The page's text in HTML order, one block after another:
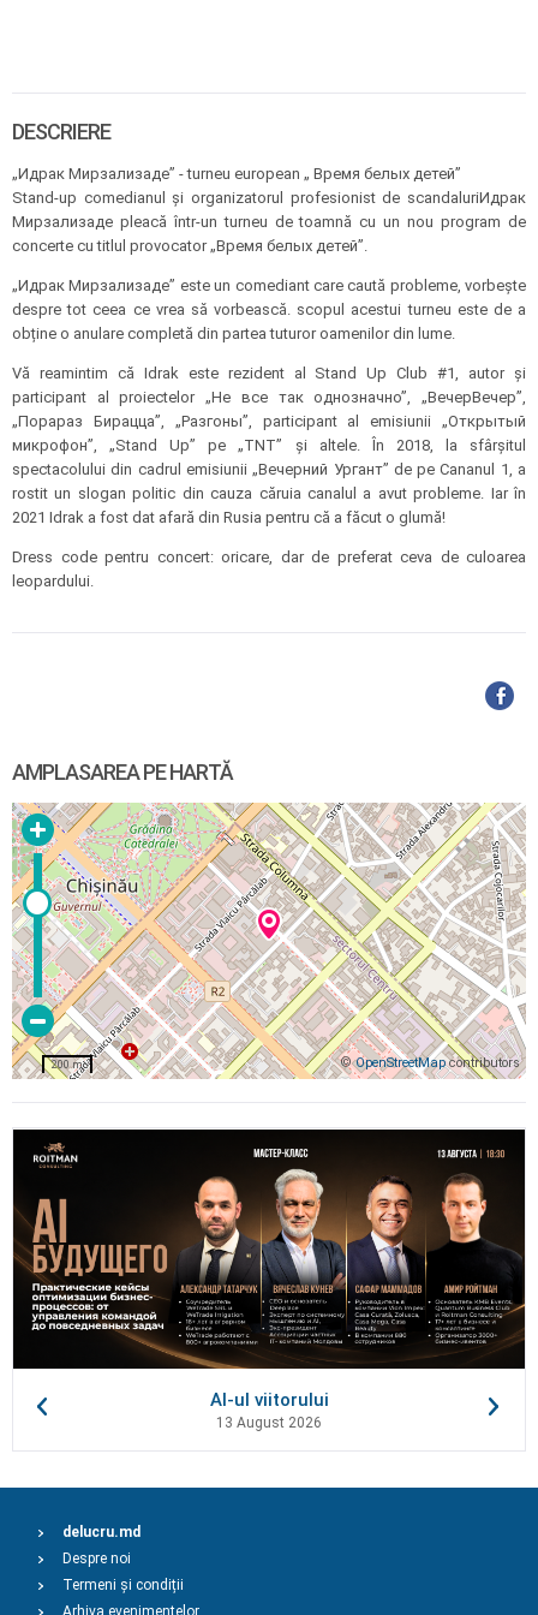
DESCRIERE
„Идрак Мирзализаде” - turneu european „ Время белых детей”
Stand-up comedianul și organizatorul profesionist de scandaluriИдрак
Мирзализаде pleacă într-un turneu de toamnă cu un nou program de
concerte cu titlul provocator „Время белых детей”.
„Идрак Мирзализаде” este un comediant care caută probleme, vorbește
despre tot ceea ce vrea să vorbească. scopul acestui turneu este de a
obține o anulare completă din partea tuturor oamenilor din lume.
Vă reamintim că Idrak este rezident al Stand Up Club #1, autor și
participant al proiectelor „Не все так однозначно”, „ВечерВечер”,
„Порараз Бирацца”, „Разгоны”, participant al emisiunii „Открытый
микрофон”, „Stand Up” pe „TNT” și altele. În 2018, la sfârșitul
spectacolului din cadrul emisiunii „Вечерний Ургант” de pe Cananul 1, a
rostit un slogan politic din cauza căruia canalul a avut probleme. Iar în
2021 Idrak a fost dat afară din Rusia pentru că a făcut o glumă!
Dress code pentru concert: oricare, dar de preferat ceva de culoarea
leopardului.
AMPLASAREA PE HARTĂ
©OpenStreetMapcontributors
200 m
AI-ul viitorului
13 August 2026
delucru.md
Despre noi
Termeni și condiții
Arhiva evenimentelor